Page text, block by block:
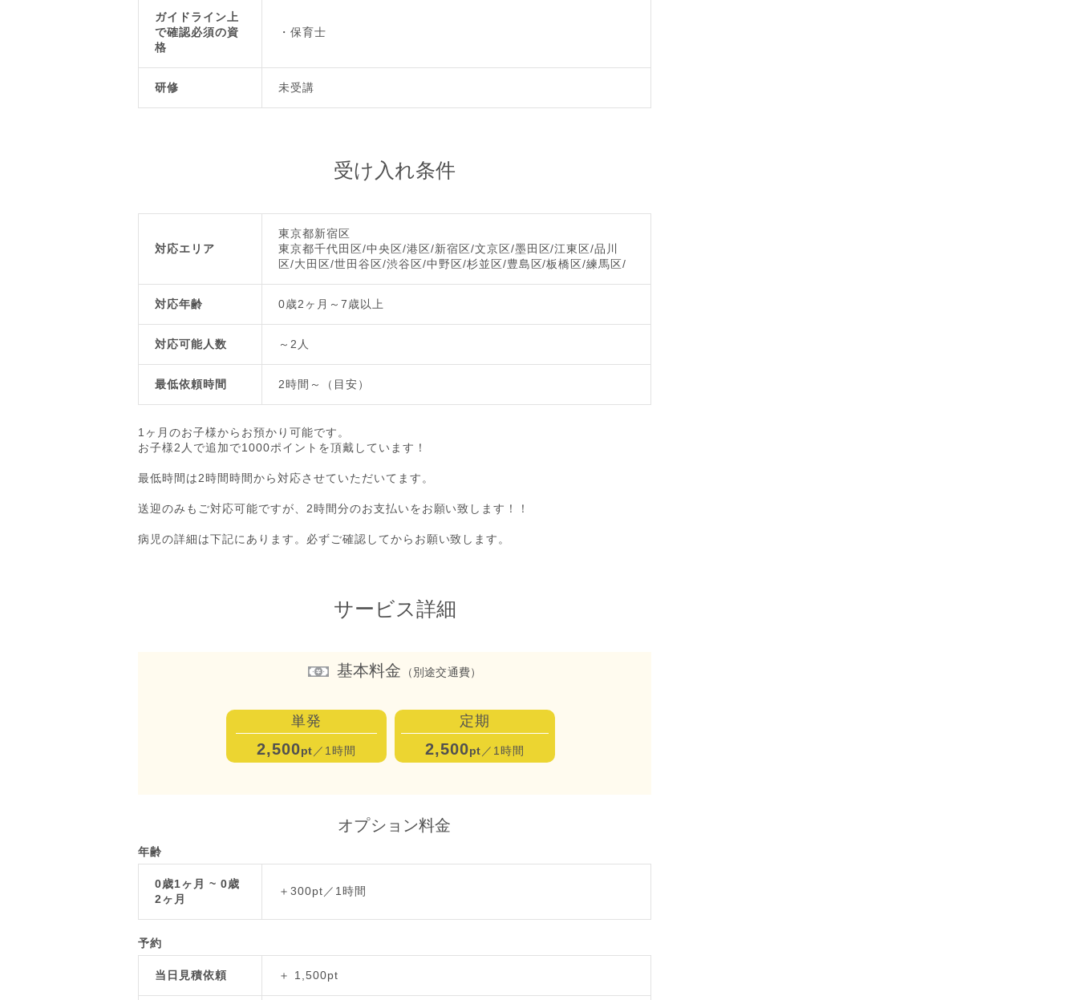
ガイドライン上
で確認必須の資
格
保育士
研修 未受講
受け入れ条件
対応エリア
東京都新宿区
東京都千代田区/中央区/港区/新宿区/文京区/墨田区/江東区/品川
区/大田区/世田谷区/渋谷区/中野区/杉並区/豊島区/板橋区/練馬区/
対応年齢 0歳2ヶ月～7歳以上
対応可能人数 ～2人
最低依頼時間 2時間～（目安）
1ヶ月のお子様からお預かり可能です。
お子様2人で追加で1000ポイントを頂戴しています！
最低時間は2時間時間から対応させていただいてます。
送迎のみもご対応可能ですが、2時間分のお支払いをお願い致します！！
病児の詳細は下記にあります。必ずご確認してからお願い致します。
サービス詳細
基本料金 （別途交通費）
単発
2,500pt ／1時間
定期
2,500pt ／1時間
オプション料金
年齢
0歳1ヶ月 ~ 0歳
2ヶ月
＋300pt／1時間
予約
当日見積依頼 ＋ 1,500pt